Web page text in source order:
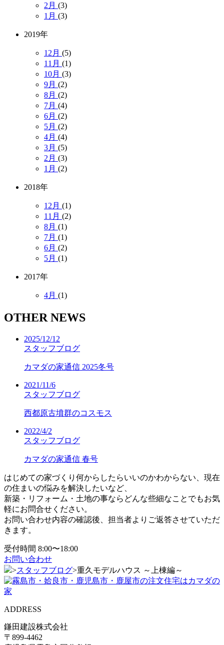
2月 (3)
1月 (3)
2019年
12月 (5)
11月 (1)
10月 (3)
9月 (2)
8月 (2)
7月 (4)
6月 (2)
5月 (2)
4月 (4)
3月 (5)
2月 (3)
1月 (2)
2018年
12月 (1)
11月 (2)
8月 (1)
7月 (1)
6月 (2)
5月 (1)
2017年
4月 (1)
OTHER NEWS
2025/12/12
スタッフブログ
カマダの家通信 2025冬号
2021/11/6
スタッフブログ
西都原古墳群のコスモス
2022/4/2
スタッフブログ
カマダの家通信 春号
はじめての家づくり何からしたらいいのかわからない、現在
の住まいの悩みを解決したいなど、
新築・リフォーム・土地の事ならどんな些細なことでもお気
軽にお問合せください。
お問い合わせ内容の確認後、担当者よりご返答させていただ
きます。
受付時間 8:00〜18:00
お問い合わせ
>スタッフブログ>重久モデルハウス ～上棟編～
ADDRESS
鎌田建設株式会社
〒899-4462